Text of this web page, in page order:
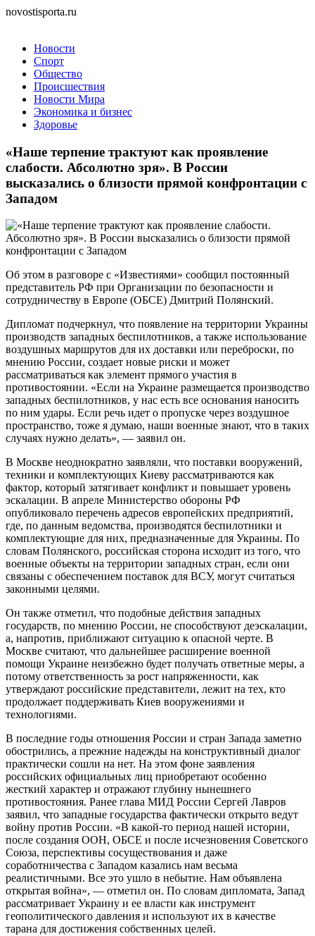
novostisporta.ru
Новости
Спорт
Общество
Происшествия
Новости Мира
Экономика и бизнес
Здоровье
«Наше терпение трактуют как проявление
слабости. Абсолютно зря». В России
высказались о близости прямой конфронтации с
Западом
Об этом в разговоре с «Известиями» сообщил постоянный
представитель РФ при Организации по безопасности и
сотрудничеству в Европе (ОБСЕ) Дмитрий Полянский.
Дипломат подчеркнул, что появление на территории Украины
производств западных беспилотников, а также использование
воздушных маршрутов для их доставки или переброски, по
мнению России, создает новые риски и может
рассматриваться как элемент прямого участия в
противостоянии. «Если на Украине размещается производство
западных беспилотников, у нас есть все основания наносить
по ним удары. Если речь идет о пропуске через воздушное
пространство, тоже я думаю, наши военные знают, что в таких
случаях нужно делать», — заявил он.
В Москве неоднократно заявляли, что поставки вооружений,
техники и комплектующих Киеву рассматриваются как
фактор, который затягивает конфликт и повышает уровень
эскалации. В апреле Министерство обороны РФ
опубликовало перечень адресов европейских предприятий,
где, по данным ведомства, производятся беспилотники и
комплектующие для них, предназначенные для Украины. По
словам Полянского, российская сторона исходит из того, что
военные объекты на территории западных стран, если они
связаны с обеспечением поставок для ВСУ, могут считаться
законными целями.
Он также отметил, что подобные действия западных
государств, по мнению России, не способствуют деэскалации,
а, напротив, приближают ситуацию к опасной черте. В
Москве считают, что дальнейшее расширение военной
помощи Украине неизбежно будет получать ответные меры, а
потому ответственность за рост напряженности, как
утверждают российские представители, лежит на тех, кто
продолжает поддерживать Киев вооружениями и
технологиями.
В последние годы отношения России и стран Запада заметно
обострились, а прежние надежды на конструктивный диалог
практически сошли на нет. На этом фоне заявления
российских официальных лиц приобретают особенно
жесткий характер и отражают глубину нынешнего
противостояния. Ранее глава МИД России Сергей Лавров
заявил, что западные государства фактически открыто ведут
войну против России. «В какой-то период нашей истории,
после создания ООН, ОБСЕ и после исчезновения Советского
Союза, перспективы сосуществования и даже
соработничества с Западом казались нам весьма
реалистичными. Все это ушло в небытие. Нам объявлена
открытая война», — отметил он. По словам дипломата, Запад
рассматривает Украину и ее власти как инструмент
геополитического давления и используют их в качестве
тарана для достижения собственных целей.